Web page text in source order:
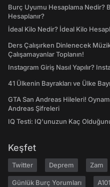
Burç Uyumu Hesaplama Nedir?
Hesaplanır?
İdeal Kilo Nedir? İdeal Kilo
Ders Çalışırken Dinlenecek
Çalışamayanlar Toplanın!
Instagram Giriş Nasıl Yapılır?
41 Ülkenin Bayrakları ve Ülke
GTA San Andreas Hileleri!
Andreas Şifreleri
IQ Testi: IQ'unuzun Kaç
Keşfet
Twitter Deprem Zam
Günlük Burç Yorumları A101